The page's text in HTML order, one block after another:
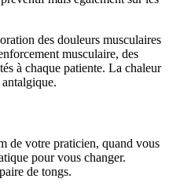
des douleurs musculaires
musculaire, des
à chaque patiente. La chaleur
de votre praticien, quand vous
pour vous changer.
de tongs.